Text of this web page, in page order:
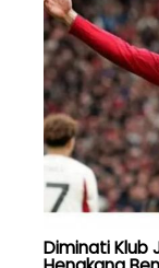
Diminati Klub